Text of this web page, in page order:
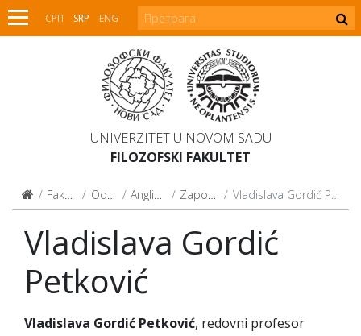
СРП SRP ENG
UNIVERZITET U NOVOM SADU
FILOZOFSKI FAKULTET
Fakultet Odseci Anglistika Zaposleni Vladislava Gordić Petković
Vladislava Gordić
Petković
Vladislava Gordić Petković, redovni profesor